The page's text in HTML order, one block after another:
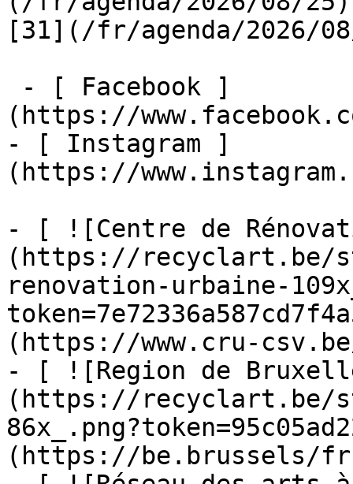
[31](/fr/agenda/
(https://
- [ Instagram ]
(https://
- [ ![Centre de
(https://recyclart.be/
renovation-urbaine-
(https://www.cru-
- [ ![Region de
(https://recyclart.be/
(https://be.brussels/